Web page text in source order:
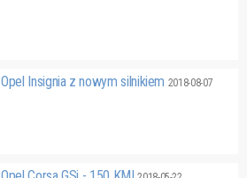
Opel Insignia z nowym silnikiem 2018-08-07